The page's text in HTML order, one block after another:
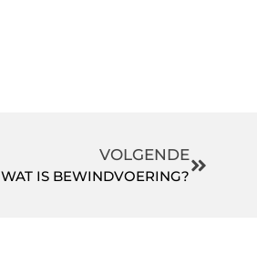
VOLGENDE
WAT IS BEWINDVOERING?